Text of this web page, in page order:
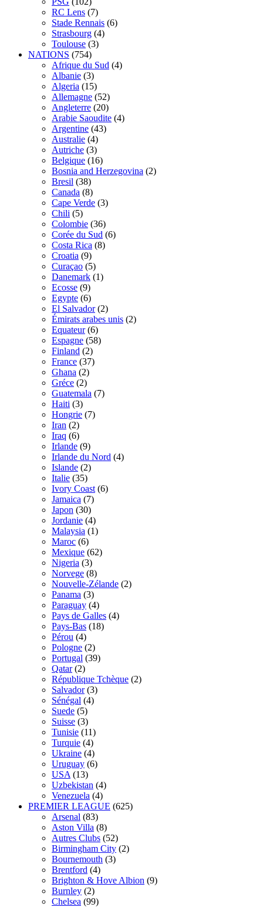
RC Lens (7)
Stade Rennais (6)
Strasbourg (4)
Toulouse (3)
NATIONS (754)
Afrique du Sud (4)
Albanie (3)
Algeria (15)
Allemagne (52)
Angleterre (20)
Arabie Saoudite (4)
Argentine (43)
Australie (4)
Autriche (3)
Belgique (16)
Bosnia and Herzegovina (2)
Bresil (38)
Canada (8)
Cape Verde (3)
Chili (5)
Colombie (36)
Corée du Sud (6)
Costa Rica (8)
Croatia (9)
Curaçao (5)
Danemark (1)
Ecosse (9)
Egypte (6)
El Salvador (2)
Émirats arabes unis (2)
Equateur (6)
Espagne (58)
Finland (2)
France (37)
Ghana (2)
Gréce (2)
Guatemala (7)
Haiti (3)
Hongrie (7)
Iran (2)
Iraq (6)
Irlande (9)
Irlande du Nord (4)
Islande (2)
Italie (35)
Ivory Coast (6)
Jamaica (7)
Japon (30)
Jordanie (4)
Malaysia (1)
Maroc (6)
Mexique (62)
Nigeria (3)
Norvege (8)
Nouvelle-Zélande (2)
Panama (3)
Paraguay (4)
Pays de Galles (4)
Pays-Bas (18)
Pérou (4)
Pologne (2)
Portugal (39)
Qatar (2)
République Tchèque (2)
Salvador (3)
Sénégal (4)
Suede (5)
Suisse (3)
Tunisie (11)
Turquie (4)
Ukraine (4)
Uruguay (6)
USA (13)
Uzbekistan (4)
Venezuela (4)
PREMIER LEAGUE (625)
Arsenal (83)
Aston Villa (8)
Autres Clubs (52)
Birmingham City (2)
Bournemouth (3)
Brentford (4)
Brighton & Hove Albion (9)
Burnley (2)
Chelsea (99)